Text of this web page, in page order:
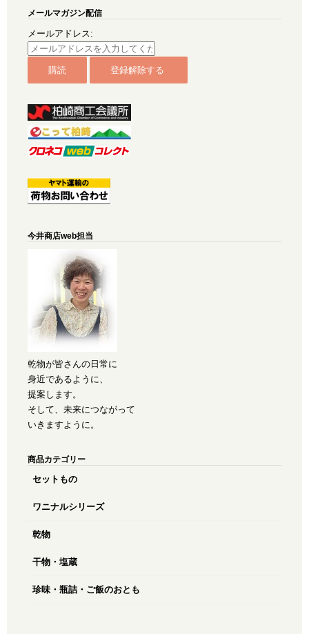
メールマガジン配信
メールアドレス:
今井商店web担当
乾物が皆さんの日常に
身近であるように、
提案します。
そして、未来につながって
いきますように。
商品カテゴリー
セットもの
ワニナルシリーズ
乾物
干物・塩蔵
珍味・瓶詰・ご飯のおとも